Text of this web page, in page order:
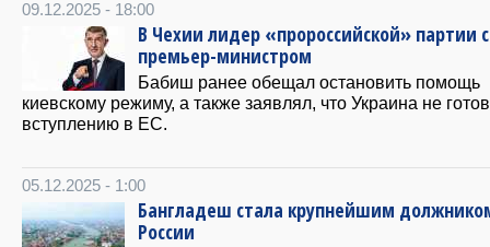
09.12.2025 - 18:00
В Чехии лидер «пророссийской» партии
премьер-министром
Бабиш ранее обещал остановить помощь
киевскому режиму, а также заявлял, что Украина не
вступлению в ЕС.
05.12.2025 - 1:00
Бангладеш стала крупнейшим
России